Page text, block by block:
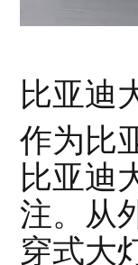
比亚迪
作为比
比亚迪
注。从
穿式大